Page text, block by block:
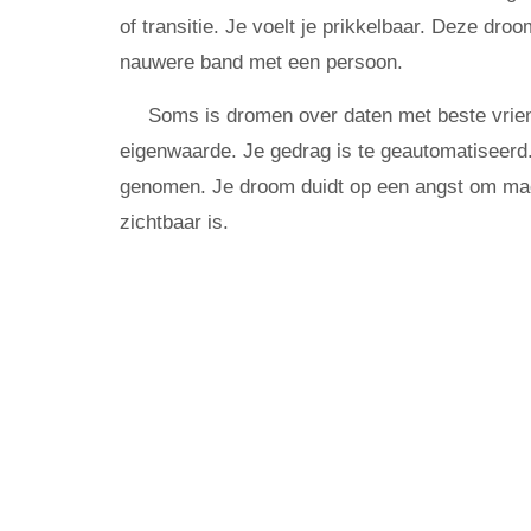
of transitie. Je voelt je prikkelbaar. Deze
nauwere band met een persoon.
Soms is dromen over daten met beste
eigenwaarde. Je gedrag is te
genomen. Je droom duidt op een angst om
zichtbaar is.